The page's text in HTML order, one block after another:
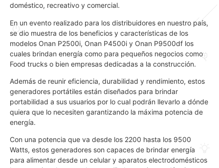
doméstico, recreativo y comercial.
En un evento realizado para los distribuidores en nuestro país,
se dio muestra de los beneficios y características de los
modelos Onan P2500i, Onan P4500i y Onan P9500df los
cuales brindan energía como para pequeños negocios como
Food trucks o bien empresas dedicadas a la construcción.
Además de reunir eficiencia, durabilidad y rendimiento, estos
generadores portátiles están diseñados para brindar
portabilidad a sus usuarios por lo cual podrán llevarlo a dónde
quiera que lo necesiten garantizando la máxima potencia de
energía.
Con una potencia que va desde los 2200 hasta los 9500
Watts, estos generadores son capaces de brindar energía
para alimentar desde un celular y aparatos electrodomésticos